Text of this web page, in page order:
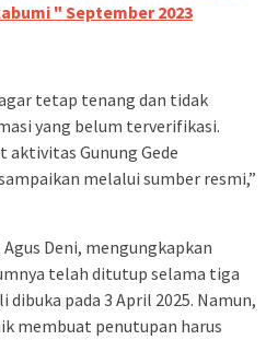
" September 2023
tetap tenang dan tidak
yang belum terverifikasi.
Gunung Gede
melalui sumber resmi,”
Agus Deni, mengungkapkan
telah ditutup selama tiga
dibuka pada 3 April 2025. Namun,
membuat penutupan harus